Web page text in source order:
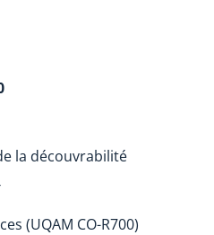
la découvrabilité
(UQAM CO-R700)